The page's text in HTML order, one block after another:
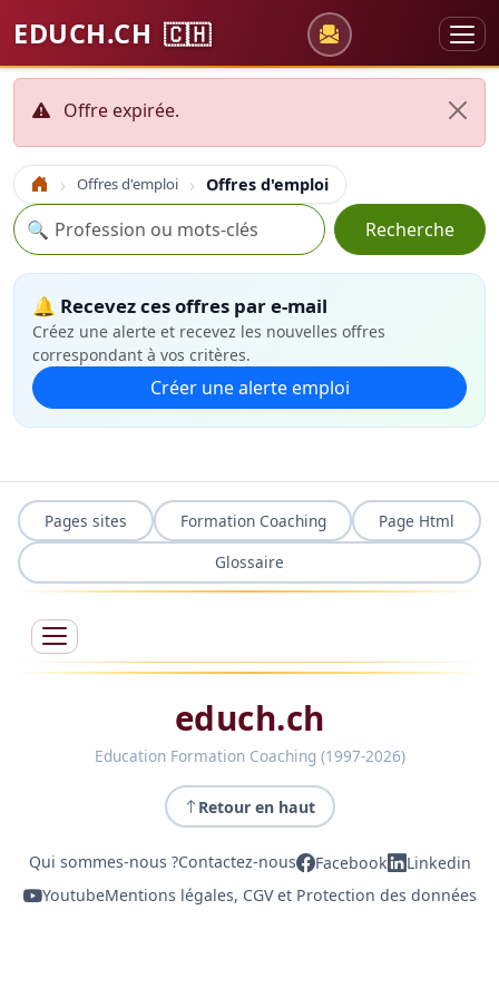
EDUCH.CH 🇨🇭
Offre expirée.
Accueil Offres d'emploi Offres d'emploi
Recherche
🔍 Recherche
🔔 Recevez ces offres par e-mail
Créez une alerte et recevez les nouvelles offres
correspondant à vos critères.
Créer une alerte emploi
Pages sites Formation Coaching
Page Html
Glossaire
educh.ch
Education Formation Coaching (1997-2026)
Retour en haut
Qui sommes-nous ?Contactez-nous Facebook
Linkedin
YoutubeMentions légales, CGV et Protection des données